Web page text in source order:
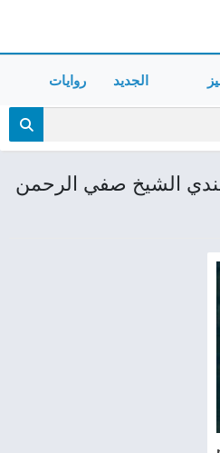
الجديد روايات
الشيخ صفي الرحمن